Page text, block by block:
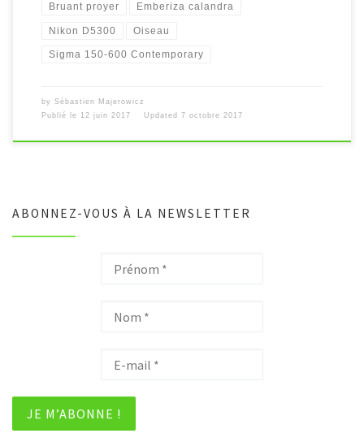
Bruant proyer Emberiza calandra
Nikon D5300 Oiseau
Sigma 150-600 Contemporary
by Sébastien Majerowicz
Publié le 12 juin 2017 Updated 7 octobre 2017
ABONNEZ-VOUS À LA NEWSLETTER